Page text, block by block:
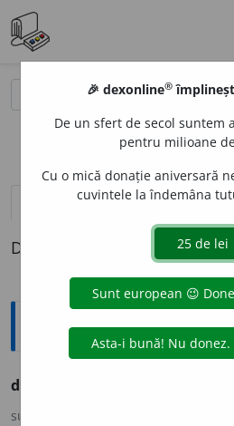
definiții (1) pronunțievolume_up (23)
Definiția cu ID-ul 1308558:
Ortografice DOOM
drac
sursa:
🎉 dexonline®
De un sfert de secol suntem
pentru milioane
Cu o mică donație aniversară
cuvintele la îndemâna